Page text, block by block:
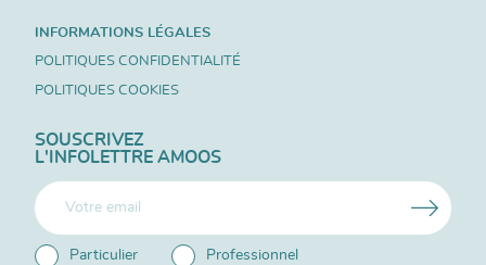
INFORMATIONS LÉGALES
POLITIQUES CONFIDENTIALITÉ
POLITIQUES COOKIES
SOUSCRIVEZ
L'INFOLETTRE AMOOS
Particulier Professionnel